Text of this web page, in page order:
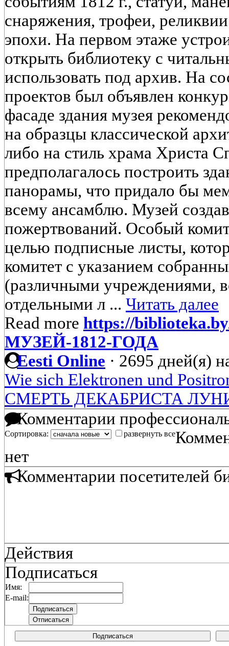
снаряжения, трофеи,
эпохи. На первом этаже
открыть библиотеку с
использовать под архив. На
проектов был объявлен
фасаде здания музея
на образцы классической
либо на стиль храма Христа
предполагалось построить
панорамы, что придало бы
всему ансамблю. Музей
пожертвований. Особый
целью подписные листы,
комитет с указанием
(различными учреждениями,
отдельными л ... Читать далее
Read more https://
МУЗЕЙ-1812-ГОДА
Eesti Online · 2695 дней(я)
Wie sich Elektronen und
СМЕРТЬ ДЕКАБРИСТА
Комментарии
Сортировка: развернуть все
нет
Комментарии посетителей
Действия
Подписаться
Имя:
E-mail:
Подписаться